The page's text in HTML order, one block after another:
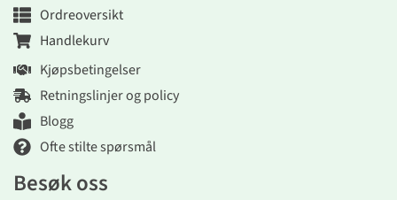
Ordreoversikt
Handlekurv
Kjøpsbetingelser
Retningslinjer og policy
Blogg
Ofte stilte spørsmål
Besøk oss